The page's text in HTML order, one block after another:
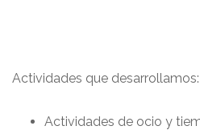
Actividades que desarrollamos:
Actividades de ocio y